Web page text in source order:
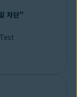
차단"